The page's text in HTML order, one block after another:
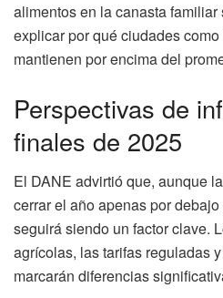
alimentos en la canasta
explicar por qué ciudades
mantienen por encima del
Perspectivas de
finales de 2025
El DANE advirtió que, aunque
cerrar el año apenas por debajo
seguirá siendo un factor clave.
agrícolas, las tarifas reguladas
marcarán diferencias